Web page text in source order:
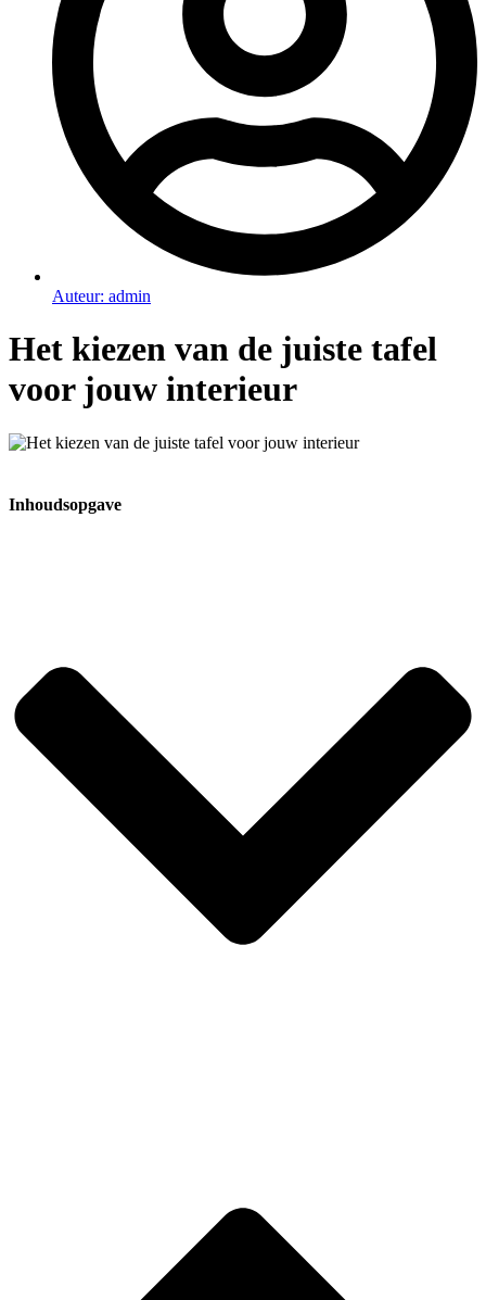
Auteur: admin
Het kiezen van de juiste tafel
voor jouw interieur
Inhoudsopgave